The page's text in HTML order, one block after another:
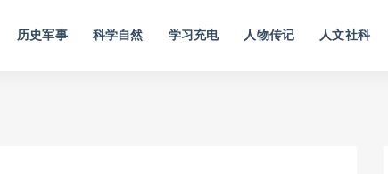
历史军事 科学自然 学习充电 人物传记 人文社科